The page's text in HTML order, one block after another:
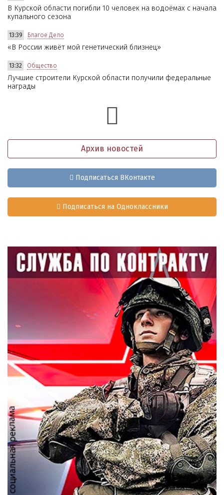
В Курской области погибли 10 человек на водоёмах с начала
купального сезона
13:39 Благое Дело
«В России живёт мой генетический близнец»
13:32 Общество
Лучшие строители Курской области получили федеральные
награды
Архив новостей
Подписаться ВКонтакте
Подписаться на Одноклассники